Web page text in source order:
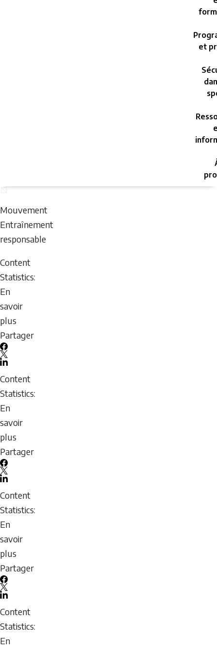
et
Mouvement
Entraînement
responsable
Content
Statistics:
En
savoir
plus
sur
MER
Vérification
des
antécédents
–
Infographie
Partager
Facebook
X
Email
icon
Content
Statistics:
En
savoir
plus
sur
MER
Formation
sur
l’éthique
–
Infographie
Partager
Facebook
X
Email
icon
Content
Statistics:
En
savoir
plus
sur
MER
Lignes
directrices
sur
les
Partager
Facebook
X
Email
icon
Content
Statistics:
En
Saturday,
August
8,
2026
15:22
Saturday,
August
8,
2026
-
15:22